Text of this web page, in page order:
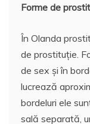
Forme de
În Olanda
de prostituție.
de sex și în
lucrează
bordeluri ele
sală separată,